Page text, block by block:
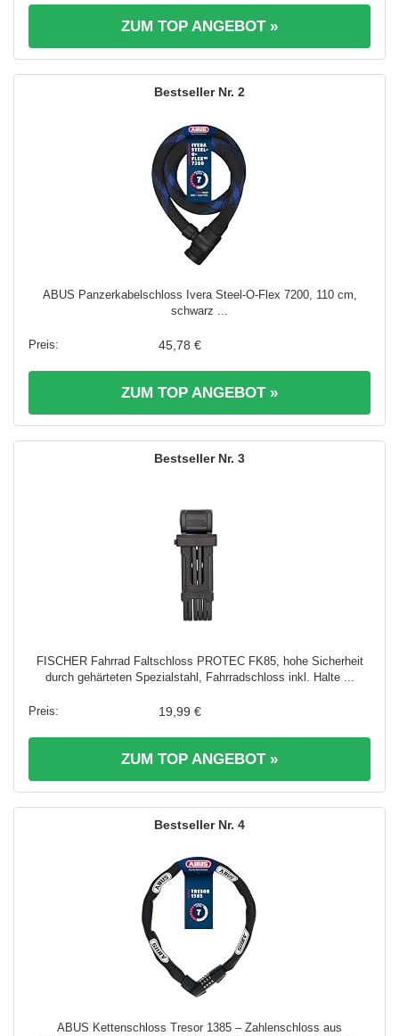
ZUM TOP ANGEBOT »
2
ABUS Panzerkabelschloss Ivera Steel-O-Flex 7200, 110 cm,
schwarz ...
45,78 €
ZUM TOP ANGEBOT »
3
FISCHER Fahrrad Faltschloss PROTEC FK85, hohe Sicherheit
durch gehärteten Spezialstahl, Fahrradschloss inkl. Halte ...
19,99 €
ZUM TOP ANGEBOT »
4
ABUS Kettenschloss Tresor 1385 – Zahlenschloss aus